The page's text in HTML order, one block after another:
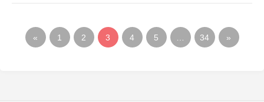
« 1 2 3 4 5 34 »